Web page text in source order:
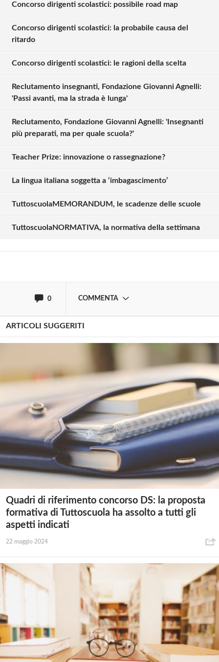
Concorso dirigenti scolastici: possibile road map
Concorso dirigenti scolastici: la probabile causa del
ritardo
Concorso dirigenti scolastici: le ragioni della scelta
Reclutamento insegnanti, Fondazione Giovanni Agnelli:
'Passi avanti, ma la strada è lunga'
Reclutamento, Fondazione Giovanni Agnelli: 'Insegnanti
più preparati, ma per quale scuola?'
Teacher Prize: innovazione o rassegnazione?
La lingua italiana soggetta a ‘imbagascimento’
TuttoscuolaMEMORANDUM, le scadenze delle scuole
TuttoscuolaNORMATIVA, la normativa della settimana
0 COMMENTA
Solo gli utenti registrati possono
commentare!
Effettua il Login o Registrati
ARTICOLI SUGGERITI
Quadri di riferimento concorso DS: la proposta
formativa di Tuttoscuola ha assolto a tutti gli
aspetti indicati
22 maggio 2024